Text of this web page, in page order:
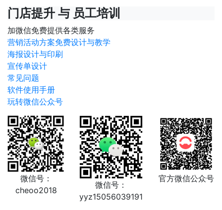
门店提升 与 员工培训
加微信免费提供各类服务
营销活动方案免费设计与教学
海报设计与印刷
宣传单设计
常见问题
软件使用手册
玩转微信公众号
微信号：
cheoo2018
微信号：
yyz15056039191
官方微信公众号